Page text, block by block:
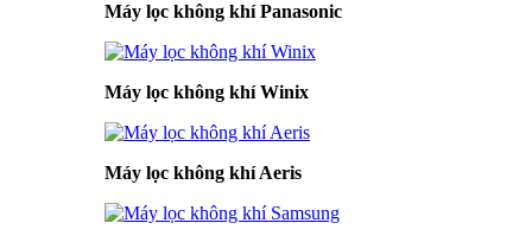
Máy lọc không khí Panasonic
Máy lọc không khí Winix
Máy lọc không khí Aeris